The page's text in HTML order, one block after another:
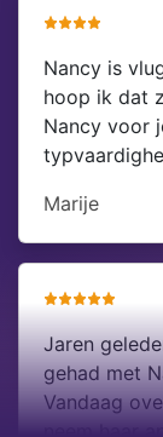
Nancy is
hoop ik dat
Nancy voor
Marije
Jaren
gehad met
Vandaag